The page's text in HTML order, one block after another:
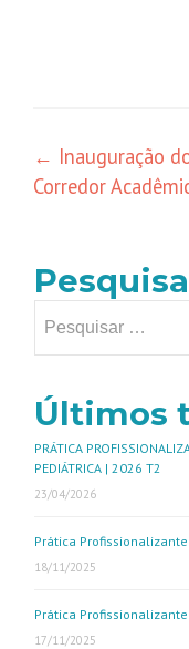
← Inauguração
Corredor
Últimos
PRÁTICA
PEDIÁTRICA | 2026 T2
23/04/2026
Prática Profissionalizante
18/11/2025
Prática Profissionalizante
17/11/2025